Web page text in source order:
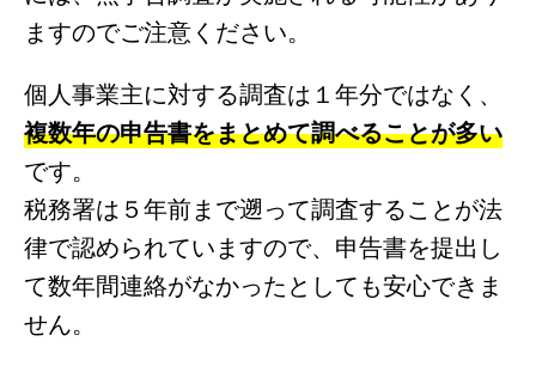
ますのでご注意ください。
個人事業主に対する調査は１年分ではなく、
複数年の申告書をまとめて調べることが多い
です。
税務署は５年前まで遡って調査することが法
律で認められていますので、申告書を提出し
て数年間連絡がなかったとしても安心できま
せん。